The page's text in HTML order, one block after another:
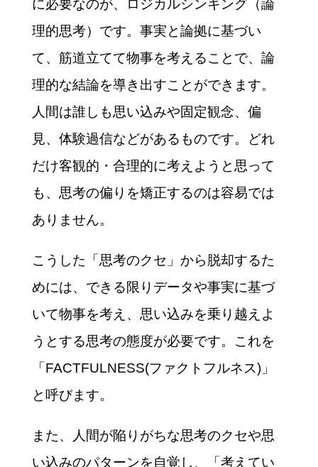
に必要なのが、ロジカルシンキング（論
理的思考）です。事実と論拠に基づい
て、筋道立てて物事を考えることで、論
理的な結論を導き出すことができます。
人間は誰しも思い込みや固定観念、偏
見、体験過信などがあるものです。どれ
だけ客観的・合理的に考えようと思って
も、思考の偏りを矯正するのは容易では
ありません。
こうした「思考のクセ」から脱却するた
めには、できる限りデータや事実に基づ
いて物事を考え、思い込みを乗り越えよ
うとする思考の態度が必要です。これを
「FACTFULNESS(ファクトフルネス)」
と呼びます。
また、人間が陥りがちな思考のクセや思
い込みのパターンを自覚し、「考えてい